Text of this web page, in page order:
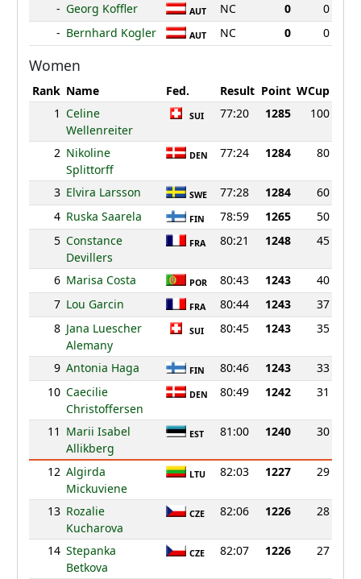
- Georg Koffler AUT NC 0
0
- Bernhard Kogler AUT NC 0 0
Women
Rank Name Fed. Result Point WCup
1 Celine
Wellenreiter
SUI 77:20 1285 100
2 Nikoline
Splittorff
DEN 77:24 1284 80
3 Elvira Larsson SWE 77:28 1284
60
4 Ruska Saarela FIN 78:59 1265
50
5 Constance
Devillers
FRA 80:21 1248 45
6 Marisa Costa POR 80:43 1243
40
7 Lou Garcin FRA 80:44 1243
37
8 Jana Luescher
Alemany
SUI 80:45 1243 35
9 Antonia Haga FIN 80:46 1243
33
10 Caecilie
Christoffersen
DEN 80:49 1242 31
11 Marii Isabel
Allikberg
EST 81:00 1240 30
12 Algirda
Mickuviene
LTU 82:03 1227 29
13 Rozalie
Kucharova
CZE 82:06 1226 28
14 Stepanka
Betkova
CZE 82:07 1226 27